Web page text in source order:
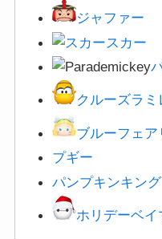
ジャファー
スカー
クルーズラミ
ブルーフェア
プギー
パンプキンキング
ホリデーベイ